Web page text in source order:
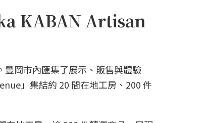
KABAN Artisan
岡市內匯集了展示、販售與體驗
」集結約 20 間在地工房、200 件